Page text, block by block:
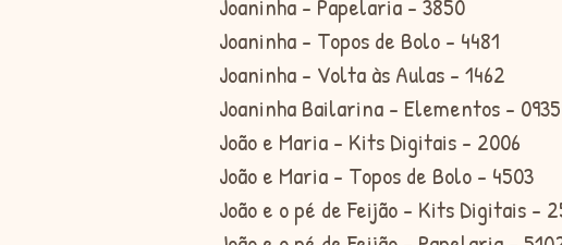
Joaninha - Papelaria - 3850
Joaninha - Topos de Bolo - 4481
Joaninha - Volta às Aulas - 1462
Joaninha Bailarina - Elementos - 0935
João e Maria - Kits Digitais - 2006
João e Maria - Topos de Bolo - 4503
João e o pé de Feijão - Kits Digitais -